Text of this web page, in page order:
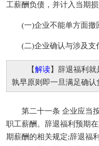
工薪酬负债，并计入当期
(一)企业不能单方面撤
(二)企业确认与涉及支
【解读】辞退福利就
孰早原则即一旦满足确认
第二十一条 企业应当按
职工薪酬。辞退福利预期
期薪酬的相关规定;辞退福